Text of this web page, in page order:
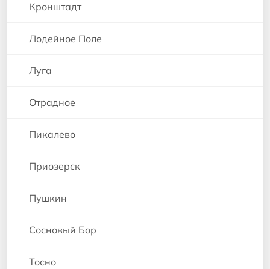
Кронштадт
Лодейное Поле
Луга
Отрадное
Пикалево
Приозерск
Пушкин
Сосновый Бор
Тосно